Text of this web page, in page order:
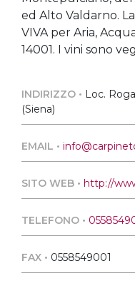
ed Alto Valdarno.
VIVA per Aria,
14001. I vini sono
INDIRIZZO • Loc.
(Siena)
EMAIL •
SITO WEB • http://
TELEFONO •
FAX • 0558549001